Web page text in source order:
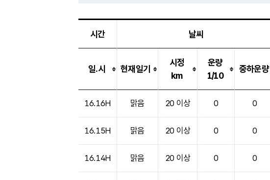
시간 날씨
일.시 현재일기
시정
km
운량
1/10
중하운량
16.16H 맑음 20 이상 0 0
16.15H 맑음 20 이상 0 0
16.14H 맑음 20 이상 0 0